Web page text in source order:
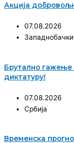
Акција
07.08.2026
Западнобачки
Брутално гажење
диктатуру!
07.08.2026
Србија
Временска